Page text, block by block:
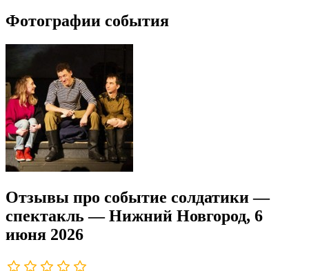
Фотографии события
Отзывы про событие солдатики —
спектакль — Нижний Новгород, 6
июня 2026